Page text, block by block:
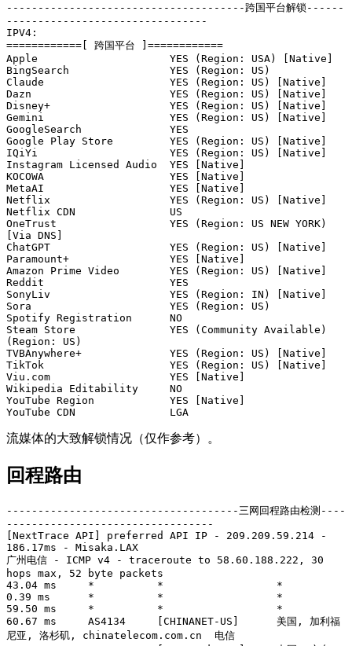
--------------------------------------跨国平台解锁------
--------------------------------
IPV4:
============[ 跨国平台 ]============
Apple                     YES (Region: USA) [Native]
BingSearch                YES (Region: US)
Claude                    YES (Region: US) [Native]
Dazn                      YES (Region: US) [Native]
Disney+                   YES (Region: US) [Native]
Gemini                    YES (Region: US) [Native]
GoogleSearch              YES
Google Play Store         YES (Region: US) [Native]
IQiYi                     YES (Region: US) [Native]
Instagram Licensed Audio  YES [Native]
KOCOWA                    YES [Native]
MetaAI                    YES [Native]
Netflix                   YES (Region: US) [Native]
Netflix CDN               US
OneTrust                  YES (Region: US NEW YORK)
[Via DNS]
ChatGPT                   YES (Region: US) [Native]
Paramount+                YES [Native]
Amazon Prime Video        YES (Region: US) [Native]
Reddit                    YES
SonyLiv                   YES (Region: IN) [Native]
Sora                      YES (Region: US)
Spotify Registration      NO
Steam Store               YES (Community Available)
(Region: US)
TVBAnywhere+              YES (Region: US) [Native]
TikTok                    YES (Region: US) [Native]
Viu.com                   YES [Native]
Wikipedia Editability     NO
YouTube Region            YES [Native]
YouTube CDN               LGA
流媒体的大致解锁情况（仅作参考）。
回程路由
-------------------------------------三网回程路由检测----
---------------------------------
[NextTrace API] preferred API IP - 209.209.59.214 -
186.17ms - Misaka.LAX
广州电信 - ICMP v4 - traceroute to 58.60.188.222, 30
hops max, 52 byte packets
43.04 ms     *          *                  *
0.39 ms      *          *                  *
59.50 ms     *          *                  *
60.67 ms     AS4134     [CHINANET-US]      美国, 加利福
尼亚, 洛杉矶, chinatelecom.com.cn  电信